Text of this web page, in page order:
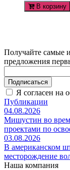
В корзину
Получайте самые
предложения
Подписаться
Я согласен на
Публикации
04.08.2026
Мишустин во
проектами по
03.08.2026
В американском
месторождение
Наша компания